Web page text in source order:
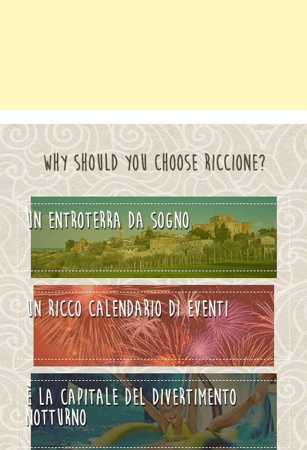
WHY SHOULD YOU CHOOSE RICCIONE?
MARE SOLE E TANTO SPORT
UN ENTROTERRA DA SOGNO
UN RICCO CALENDARIO DI EVENTI
È LA CAPITALE DEL DIVERTIMENTO
NOTTURNO